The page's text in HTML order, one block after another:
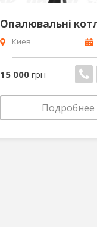
Киев
15 000 грн
Подробнее